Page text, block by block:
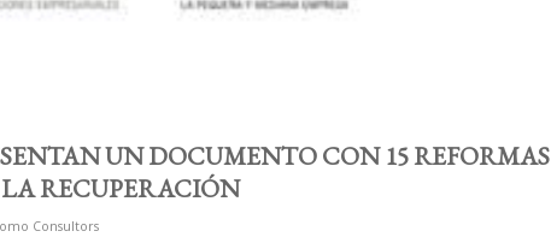
UN DOCUMENTO CON 15 REFORMAS
RECUPERACIÓN
Consultors